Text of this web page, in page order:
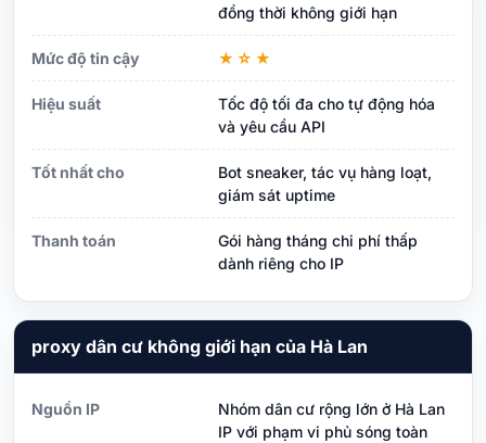
đồng thời không giới hạn
Mức độ tin cậy ★☆★
Hiệu suất
Tốc độ tối đa cho tự động hóa
và yêu cầu API
Tốt nhất cho
Bot sneaker, tác vụ hàng loạt,
giám sát uptime
Thanh toán
Gói hàng tháng chi phí thấp
dành riêng cho IP
proxy dân cư không giới hạn của Hà Lan
Nguồn IP
Nhóm dân cư rộng lớn ở Hà Lan
IP với phạm vi phủ sóng toàn